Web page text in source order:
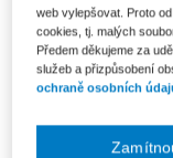
Typ produktu
Jako první na trhu
správních orgánů
ale záběr
web vylepšovat. Proto
cookies, tj. malých
Předem děkujeme za
služeb a přizpůsobení
ochraně osobních